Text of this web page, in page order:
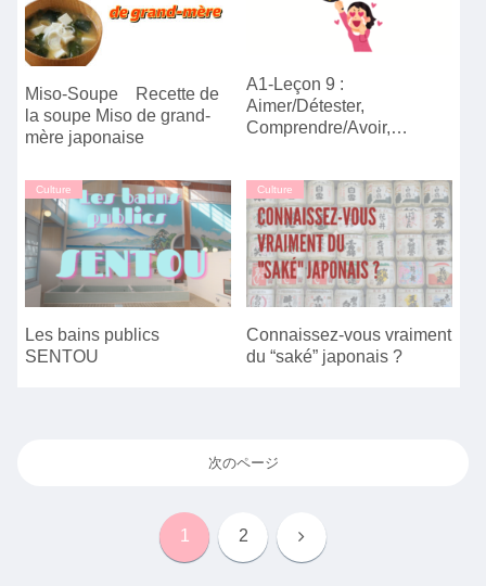
Miso-Soupe Recette de
la soupe Miso de grand-
mère japonaise
A1-Leçon 9 :
Aimer/Détester,
Comprendre/Avoir,
Culture
Les bains publics
SENTOU
Culture
Connaissez-vous vraiment
du “saké” japonais ?
次のページ
1 2 次